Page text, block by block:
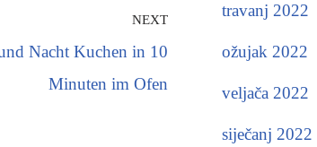
NEXT
Nacht Kuchen in 10
Minuten im Ofen
travanj 2022
ožujak 2022
veljača 2022
siječanj 2022